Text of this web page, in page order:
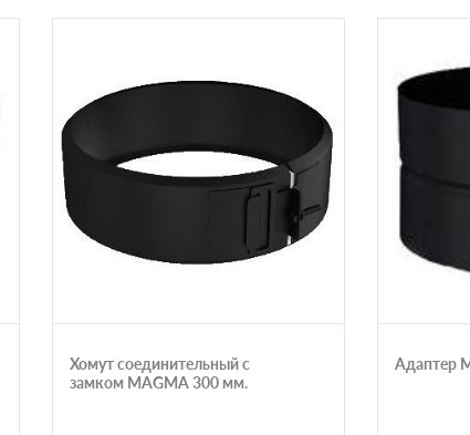
Хомут соединительный с
замком MAGMA 300 мм.
Адаптер